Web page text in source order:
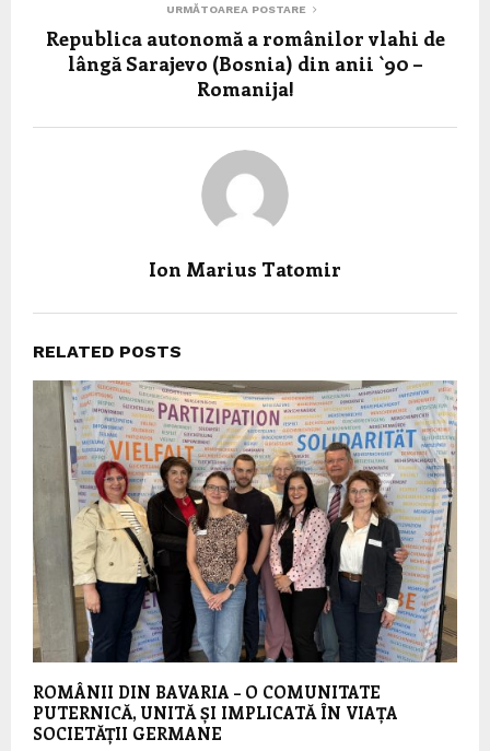
URMĂTOAREA POSTARE
Republica autonomă a românilor vlahi de
lângă Sarajevo (Bosnia) din anii `90 –
Romanija!
Ion Marius Tatomir
RELATED POSTS
ROMÂNII DIN BAVARIA – O COMUNITATE
PUTERNICĂ, UNITĂ ȘI IMPLICATĂ ÎN VIAȚA
SOCIETĂȚII GERMANE